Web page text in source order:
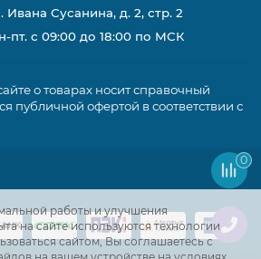
работы и улучшения
на сайте используются технологии
сайтом, Вы соглашаетесь с
Сусанина, д. 2, стр. 2
пт. с 09:00 до 18:00 по МСК
о товарах носит справочный
публичной офертой в соответствии с
0